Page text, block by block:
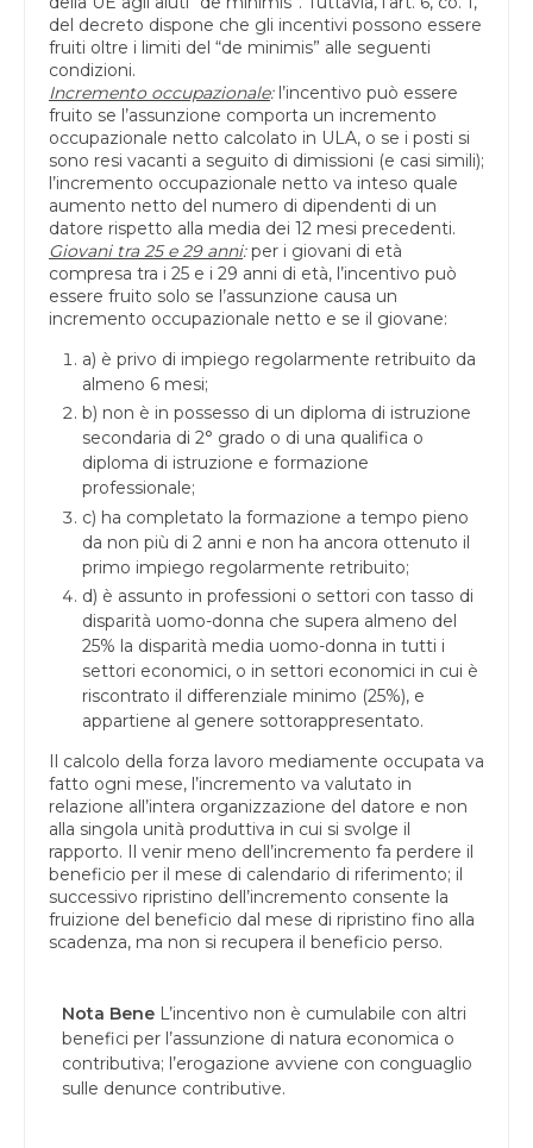
del decreto dispone che gli incentivi possono essere
fruiti oltre i limiti del “de minimis” alle seguenti
condizioni.
Incremento occupazionale:l’incentivo può essere
fruito se l’assunzione comporta un incremento
occupazionale netto calcolato in ULA, o se i posti si
sono resi vacanti a seguito di dimissioni (e casi simili);
l’incremento occupazionale netto va inteso quale
aumento netto del numero di dipendenti di un
datore rispetto alla media dei 12 mesi precedenti.
Giovani tra 25 e 29 anni:per i giovani di età
compresa tra i 25 e i 29 anni di età, l’incentivo può
essere fruito solo se l’assunzione causa un
incremento occupazionale netto e se il giovane:
a) è privo di impiego regolarmente retribuito da
almeno 6 mesi;
b) non è in possesso di un diploma di istruzione
secondaria di 2° grado o di una qualifica o
diploma di istruzione e formazione
professionale;
c) ha completato la formazione a tempo pieno
da non più di 2 anni e non ha ancora ottenuto il
primo impiego regolarmente retribuito;
d) è assunto in professioni o settori con tasso di
disparità uomo-donna che supera almeno del
25% la disparità media uomo-donna in tutti i
settori economici, o in settori economici in cui è
riscontrato il differenziale minimo (25%), e
appartiene al genere sottorappresentato.
Il calcolo della forza lavoro mediamente occupata va
fatto ogni mese, l’incremento va valutato in
relazione all’intera organizzazione del datore e non
alla singola unità produttiva in cui si svolge il
rapporto. Il venir meno dell’incremento fa perdere il
beneficio per il mese di calendario di riferimento; il
successivo ripristino dell’incremento consente la
fruizione del beneficio dal mese di ripristino fino alla
scadenza, ma non si recupera il beneficio perso.
Nota BeneL’incentivo non è cumulabile con altri
benefici per l’assunzione di natura economica o
contributiva; l’erogazione avviene con conguaglio
sulle denunce contributive.